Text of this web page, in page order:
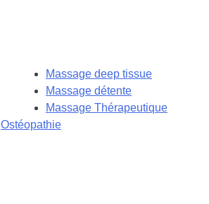
Massage deep tissue
Massage détente
Massage Thérapeutique
Ostéopathie